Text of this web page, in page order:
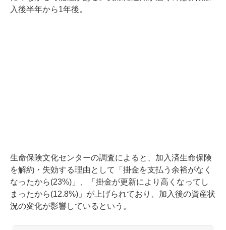
入後半年から1年後。
生命保険文化センターの調査によると、加入済生命保険
を解約・失効する理由として「掛金を支払う余裕がなく
なったから(23%)」、「掛金が更新により高くなってし
まったから(12.8%)」が上げられており、加入後の資産状
況の変化が影響しているという。